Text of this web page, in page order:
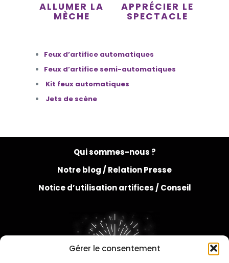
Gérer le consentement
ALLUMER LA
MÈCHE
APPRÉCIER LE
SPECTACLE
Feux d’artifice automatiques
Feux d’artifice semi-automatiques
Kit feux automatiques
Jets de scène
Qui sommes-nous ?
Notre blog / Relation Presse
Notice d’utilisation artifices / Conseil